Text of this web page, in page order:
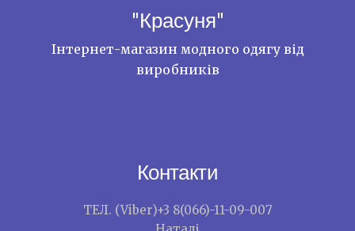
"Красуня"
Інтернет-магазин модного одягу від
виробників
Контакти
ТЕЛ. (Viber)+3 8(066)-11-09-007